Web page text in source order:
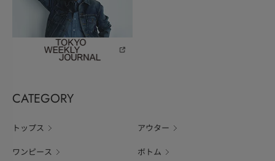
CATEGORY
トップス アウター
ワンピース ボトム